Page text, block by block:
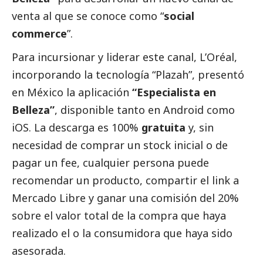
venta al que se conoce como “social
commerce”.
Para incursionar y liderar este canal, L’Oréal,
incorporando la tecnología “Plazah”, presentó
en México la aplicación “Especialista en
Belleza”, disponible tanto en Android como
iOS. La descarga es 100% gratuita y, sin
necesidad de comprar un stock inicial o de
pagar un fee, cualquier persona puede
recomendar un producto, compartir el link a
Mercado Libre y ganar una comisión del 20%
sobre el valor total de la compra que haya
realizado el o la consumidora que haya sido
asesorada.